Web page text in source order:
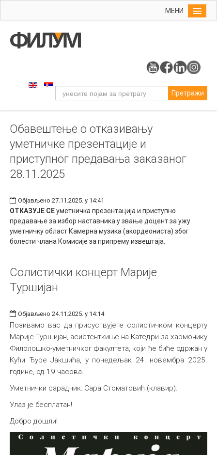
МЕНИ
Упис
Уметност
Музичка уметност
Примењена и ликовна уметност
Галерија
Издаваштво
Библиотека
Студенти
Међународна
Претражи
Обавештење о отказивању
уметничке презентације и
приступног предавања заказаног
28.11.2025
Објављено 27.11.2025. у 14:41
ОТКАЗУЈЕ СЕуметничка презентација и приступно
предавање за избор наставника у звање доцент за ужу
уметничку област Камерна музика (акордеониста) због
болести члана Комисије за припрему извештаја.
Солистички концерт Марије
Туршијан
Објављено 24.11.2025. у 14:14
Позивамо вас да присуствујете солистичком концерту
Марије Туршијан, асистенткиње на Катедри за хармонику
Филолошко-уметничког факултета, који ће биће одржан у
Кући Ђуре Јакшића, у понедељак 24. новембра 2025.
године, од 19 часова.
Уметнички сарадник: Сара Стоматовић (клавир).
Улаз је бесплатан!
Добро дошли!